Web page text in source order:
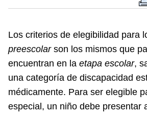
Los criterios de elegibilidad para
preescolar son los mismos que
encuentran en la etapa escolar,
una categoría de discapacidad
médicamente. Para ser elegible
especial, un niño debe presentar